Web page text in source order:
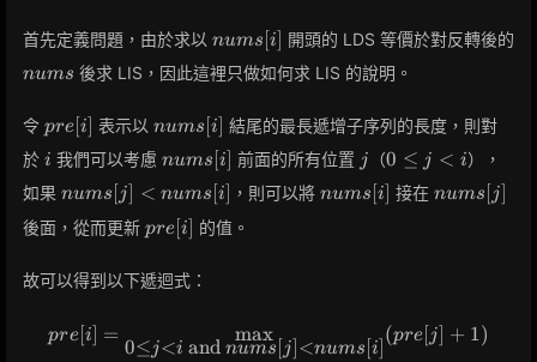
首先定義問題，由於求以 nums[i]
nums [i] 開頭的 LDS 等價於對反轉後的
nums
nums 後求 LIS，因此這裡只做如何求 LIS 的說明。
令 pre[i]
pre [i] 表示以nums[i]
nums [i] 結尾的最長遞增子序列的長度，則對
於 i
i 我們可以考慮 nums[i]
nums i 前面的所有位置 jj （0
\leq
j < i
0 ≤ j < i），
如果 nums[j]
nums[i]
nums j < nums [i ，則可以將nums[i]
nums [i 接在nums[j]
nums j
後面，從而更新 pre[i]
pre [i] 的值。
故可以得到以下遞迴式：
pre[i] =
pre [i] =
0≤j<i and nums j <nums i
max (pre [j] + 1)